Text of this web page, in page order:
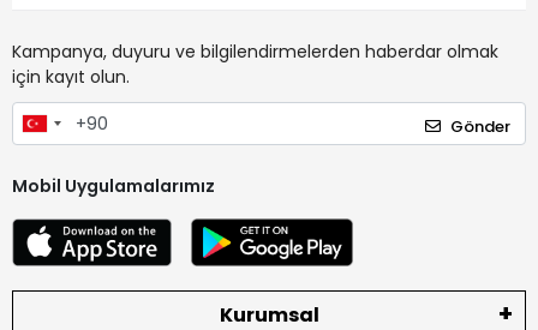
Kampanya, duyuru ve bilgilendirmelerden haberdar olmak
için kayıt olun.
Gönder
Mobil Uygulamalarımız
Kurumsal